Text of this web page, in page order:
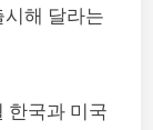
시해 달라는
한국과 미국